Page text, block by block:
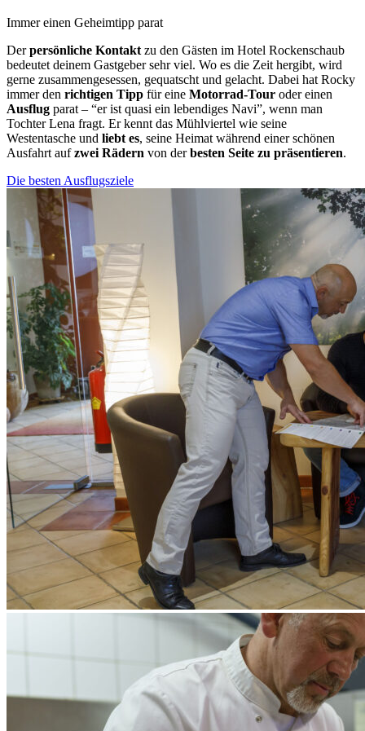
Immer einen Geheimtipp parat
Derpersönliche Kontakt zu den Gästen im Hotel Rockenschaub
bedeutet deinem Gastgeber sehr viel. Wo es die Zeit hergibt, wird
gerne zusammengesessen, gequatscht und gelacht. Dabei hat Rocky
immer den richtigen Tipp für eine Motorrad-Tour oder einen
Ausflug parat – “er ist quasi ein lebendiges Navi”, wenn man
Tochter Lena fragt. Er kennt das Mühlviertel wie seine
Westentasche und liebt es, seine Heimat während einer schönen
Ausfahrt aufzwei Rädern von derbesten Seite zu präsentieren.
Die besten Ausflugsziele